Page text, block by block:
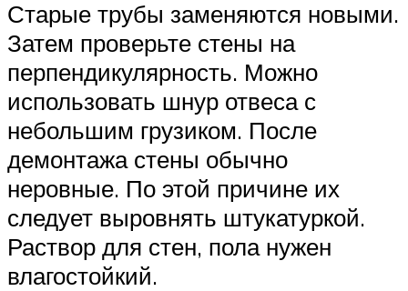
Старые трубы заменяются новыми.
Затем проверьте стены на
перпендикулярность. Можно
использовать шнур отвеса с
небольшим грузиком. После
демонтажа стены обычно
неровные. По этой причине их
следует выровнять штукатуркой.
Раствор для стен, пола нужен
влагостойкий.